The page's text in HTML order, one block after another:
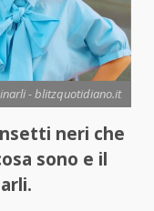
- blitzquotidiano.it
neri che
sono e il